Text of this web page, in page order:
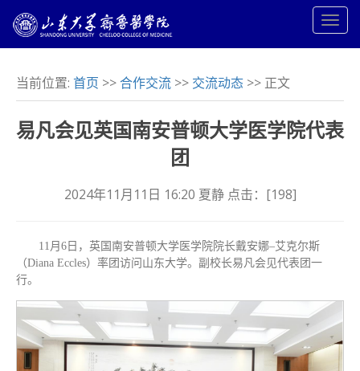
当前位置: 首页 >>合作交流 >> 交流动态 >> 正文
易凡会见英国南安普顿大学医学院代表
团
2024年11月11日 16:20 夏静 点击：[198]
11月6日，英国南安普顿大学医学院院长戴安娜–艾克尔斯
（Diana Eccles）率团访问山东大学。副校长易凡会见代表团一
行。